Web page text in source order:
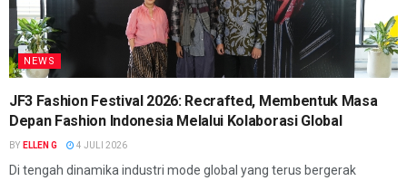
NEWS
JF3 Fashion Festival 2026: Recrafted, Membentuk Masa
Depan Fashion Indonesia Melalui Kolaborasi Global
BY ELLEN G 4 JULI 2026
Di tengah dinamika industri mode global yang terus bergerak